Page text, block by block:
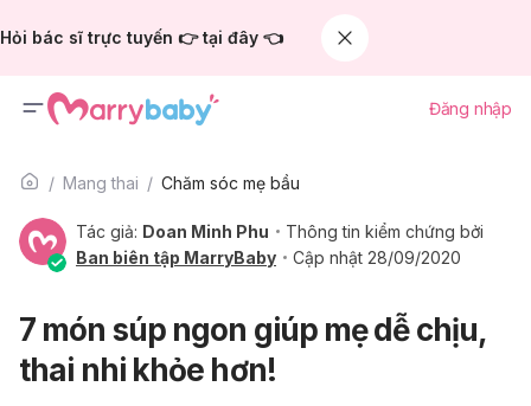
Hỏi bác sĩ trực tuyến 👉 tại đây 👈
Đăng nhập
Mang thai Chăm sóc mẹ bầu
Tác giả: Doan Minh Phu
Thông tin kiểm chứng bởi
Ban biên tập MarryBaby
Cập nhật 28/09/2020
7 món súp ngon giúp mẹ dễ chịu,
thai nhi khỏe hơn!